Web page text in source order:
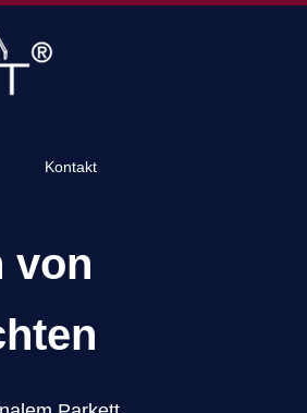
Kontakt
von